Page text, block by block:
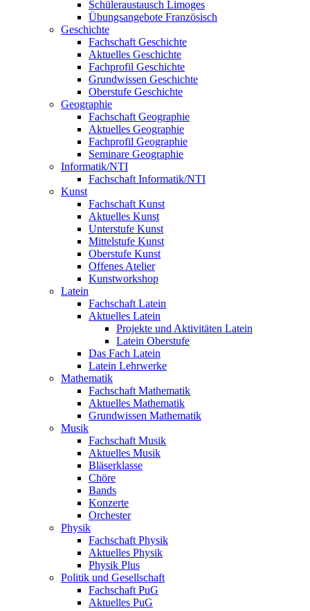
Schüleraustausch Limoges
Übungsangebote Französisch
Geschichte
Fachschaft Geschichte
Aktuelles Geschichte
Fachprofil Geschichte
Grundwissen Geschichte
Oberstufe Geschichte
Geographie
Fachschaft Geographie
Aktuelles Geographie
Fachprofil Geographie
Seminare Geographie
Informatik/NTI
Fachschaft Informatik/NTI
Kunst
Fachschaft Kunst
Aktuelles Kunst
Unterstufe Kunst
Mittelstufe Kunst
Oberstufe Kunst
Offenes Atelier
Kunstworkshop
Latein
Fachschaft Latein
Aktuelles Latein
Projekte und Aktivitäten Latein
Latein Oberstufe
Das Fach Latein
Latein Lehrwerke
Mathematik
Fachschaft Mathematik
Aktuelles Mathematik
Grundwissen Mathematik
Musik
Fachschaft Musik
Aktuelles Musik
Bläserklasse
Chöre
Bands
Konzerte
Orchester
Physik
Fachschaft Physik
Aktuelles Physik
Physik Plus
Politik und Gesellschaft
Fachschaft PuG
Aktuelles PuG